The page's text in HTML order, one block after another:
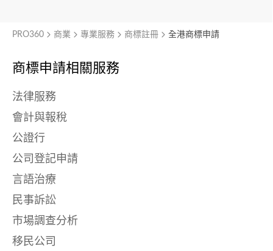
商標申請相關服務
法律服務
會計與報稅
公證行
公司登記申請
言語治療
民事訴訟
市場調查分析
移民公司
PRO360 商業 專業服務 商標註冊 全港商標申請